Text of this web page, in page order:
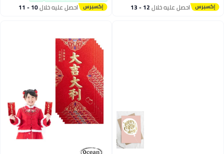
احصل عليه خلال 12 - 13 احصل عليه خلال 10 - 11